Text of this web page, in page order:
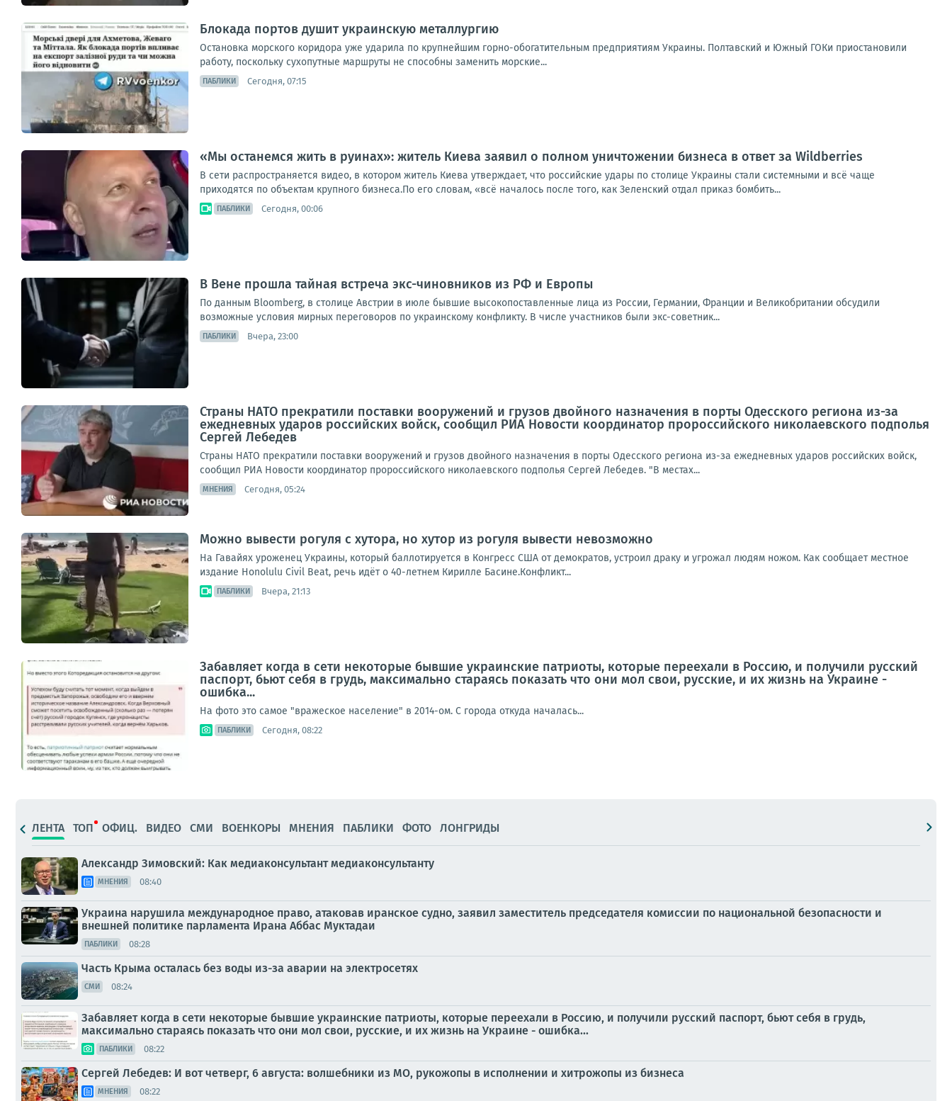
Блокада портов душит украинскую металлургию
Остановка морского коридора уже ударила по крупнейшим горно-обогатительным предприятиям Украины. Полтавский и Южный ГОКи приостановили
работу, поскольку сухопутные маршруты не способны заменить морские...
ПАБЛИКИ Сегодня, 07:15
«Мы останемся жить в руинах»: житель Киева заявил о полном уничтожении бизнеса в ответ за Wildberries
В сети распространяется видео, в котором житель Киева утверждает, что российские удары по столице Украины стали системными и всё чаще
приходятся по объектам крупного бизнеса.По его словам, «всё началось после того, как Зеленский отдал приказ бомбить...
ПАБЛИКИ Сегодня, 00:06
В Вене прошла тайная встреча экс-чиновников из РФ и Европы
По данным Bloomberg, в столице Австрии в июле бывшие высокопоставленные лица из России, Германии, Франции и Великобритании обсудили
возможные условия мирных переговоров по украинскому конфликту. В числе участников были экс-советник...
ПАБЛИКИ Вчера, 23:00
Страны НАТО прекратили поставки вооружений и грузов двойного назначения в порты Одесского региона из-за
ежедневных ударов российских войск, сообщил РИА Новости координатор пророссийского николаевского подполья
Сергей Лебедев
Страны НАТО прекратили поставки вооружений и грузов двойного назначения в порты Одесского региона из-за ежедневных ударов российских войск,
сообщил РИА Новости координатор пророссийского николаевского подполья Сергей Лебедев. "В местах...
МНЕНИЯ Сегодня, 05:24
Можно вывести рогуля с хутора, но хутор из рогуля вывести невозможно
На Гавайях уроженец Украины, который баллотируется в Конгресс США от демократов, устроил драку и угрожал людям ножом. Как сообщает местное
издание Honolulu Civil Beat, речь идёт о 40-летнем Кирилле Басине.Конфликт...
ПАБЛИКИ Вчера, 21:13
Забавляет когда в сети некоторые бывшие украинские патриоты, которые переехали в Россию, и получили русский
паспорт, бьют себя в грудь, максимально стараясь показать что они мол свои, русские, и их жизнь на Украине -
ошибка...
На фото это самое "вражеское население" в 2014-ом. С города откуда началась...
ПАБЛИКИ Сегодня, 08:22
ЛЕНТА ТОП ОФИЦ. ВИДЕО СМИ ВОЕНКОРЫ МНЕНИЯ ПАБЛИКИ ФОТО ЛОНГРИДЫ
Александр Зимовский: Как медиаконсультант медиаконсультанту
МНЕНИЯ 08:40
Украина нарушила международное право, атаковав иранское судно, заявил заместитель председателя комиссии по национальной безопасности и
внешней политике парламента Ирана Аббас Муктадаи
ПАБЛИКИ 08:28
Часть Крыма осталась без воды из-за аварии на электросетях
СМИ 08:24
Забавляет когда в сети некоторые бывшие украинские патриоты, которые переехали в Россию, и получили русский паспорт, бьют себя в грудь,
максимально стараясь показать что они мол свои, русские, и их жизнь на Украине - ошибка...
ПАБЛИКИ 08:22
Сергей Лебедев: И вот четверг, 6 августа: волшебники из МО, рукожопы в исполнении и хитрожопы из бизнеса
МНЕНИЯ 08:22